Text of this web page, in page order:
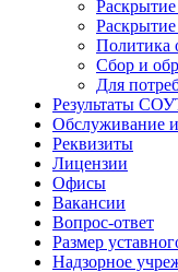
Политика
Сбор и
Для
Результаты
Обслуживание
Реквизиты
Лицензии
Офисы
Вакансии
Вопрос-ответ
Размер
Надзорное